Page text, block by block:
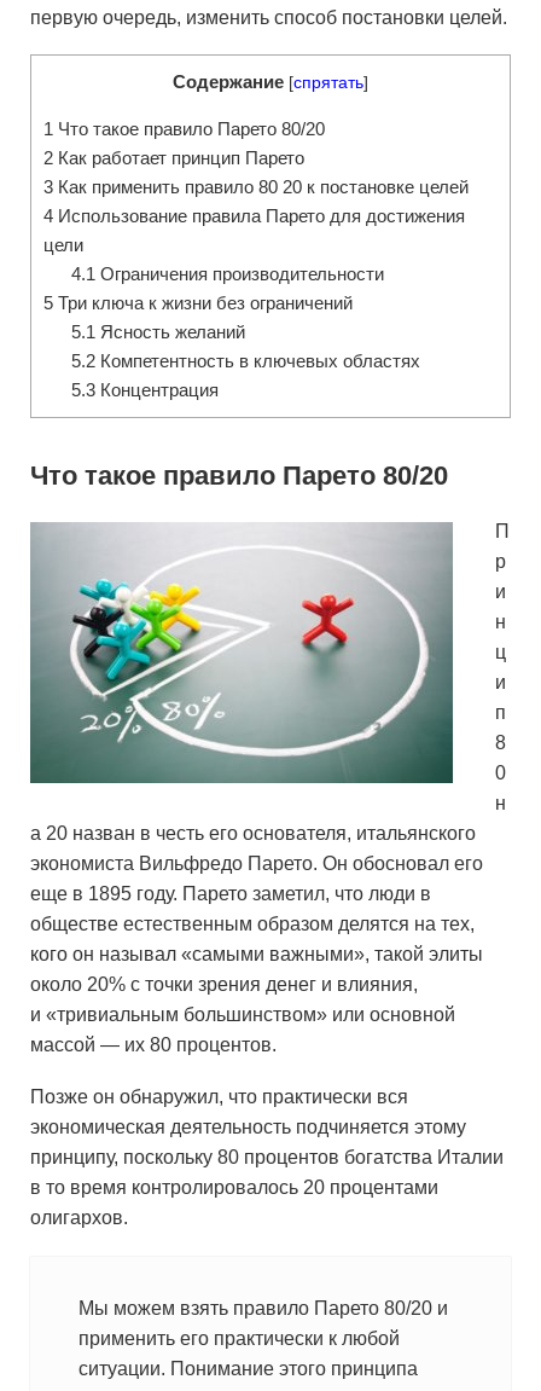
первую очередь, изменить способ постановки целей.
Содержание [спрятать]
1 Что такое правило Парето 80/20
2 Как работает принцип Парето
3 Как применить правило 80 20 к постановке целей
4 Использование правила Парето для достижения
цели
4.1 Ограничения производительности
5 Три ключа к жизни без ограничений
5.1 Ясность желаний
5.2Компетентность в ключевых областях
5.3Концентрация
Что такое правило Парето 80/20
П
р
и
н
ц
и
п
8
0
н
а 20 назван в честь его основателя, итальянского
экономиста Вильфредо Парето. Он обосновал его
еще в 1895 году. Парето заметил, что люди в
обществе естественным образом делятся на тех,
кого он называл «самыми важными», такой элиты
около 20% с точки зрения денег и влияния,
и «тривиальным большинством» или основной
массой — их 80 процентов.
Позже он обнаружил, что практически вся
экономическая деятельность подчиняется этому
принципу, поскольку 80 процентов богатства Италии
в то время контролировалось 20 процентами
олигархов.
Мы можем взять правило Парето 80/20 и
применить его практически к любой
ситуации. Понимание этого принципа